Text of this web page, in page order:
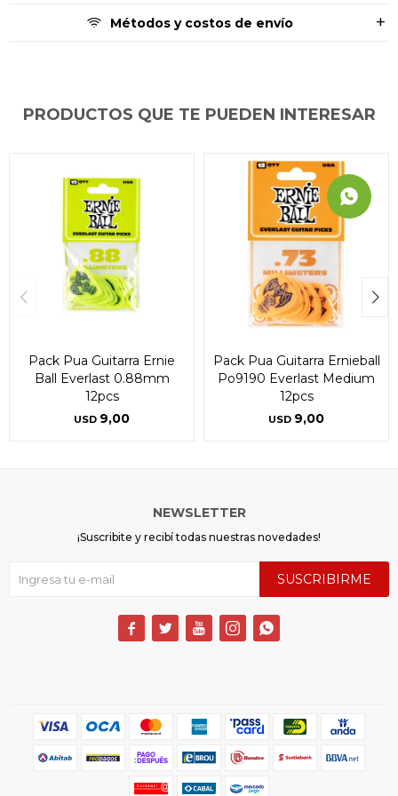
Métodos y costos de envío
PRODUCTOS QUE TE PUEDEN INTERESAR
Pack Pua Guitarra Ernie
Ball Everlast 0.88mm
12pcs
USD 9,00
Pack Pua Guitarra Ernieball
Po9190 Everlast Medium
12pcs
USD 9,00
NEWSLETTER
¡Suscribite y recibí todas nuestras novedades!
SUSCRIBIRME
    